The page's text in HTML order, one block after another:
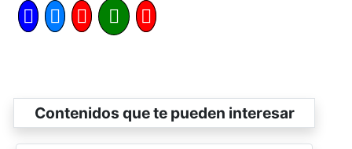
Contenidos que te pueden interesar